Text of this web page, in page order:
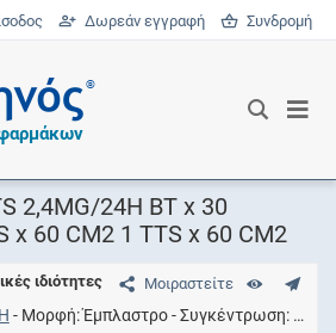
Δωρεάν εγγραφή Συνδρομή
®
2,4MG/24H BT x 30
x 60 CM2 1 TTS x 60 CM2
Μοιραστείτε
ιδιότητες
Μορφή Έμπλαστρο Συγκέντρωση